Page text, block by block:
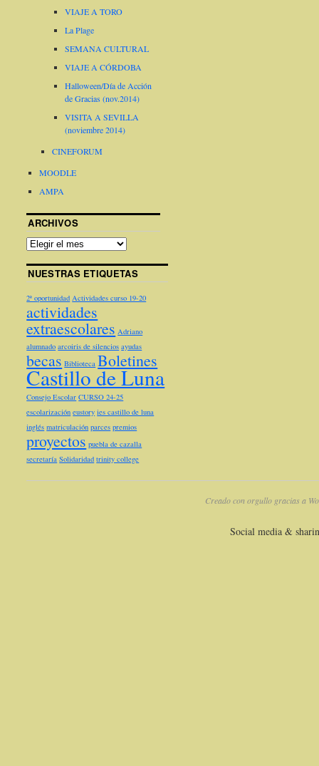
VIAJE A TORO
La Plage
SEMANA CULTURAL
VIAJE A CÓRDOBA
Halloween/Día de Acción
de Gracias (nov.2014)
VISITA A SEVILLA
(noviembre 2014)
CINEFORUM
MOODLE
AMPA
ARCHIVOS
NUESTRAS ETIQUETAS
2ª oportunidad Actividades curso 19-20
actividades
extraescolares Adriano
alumnado arcoiris de silencios ayudas
becas Biblioteca Boletines
Castillo de Luna
Consejo Escolar CURSO 24-25
escolarización eustory ies castillo de luna
inglés matriculación parces premios
proyectos puebla de cazalla
secretaría Solidaridad trinity college
Creado con orgullo gracias a
Social media &